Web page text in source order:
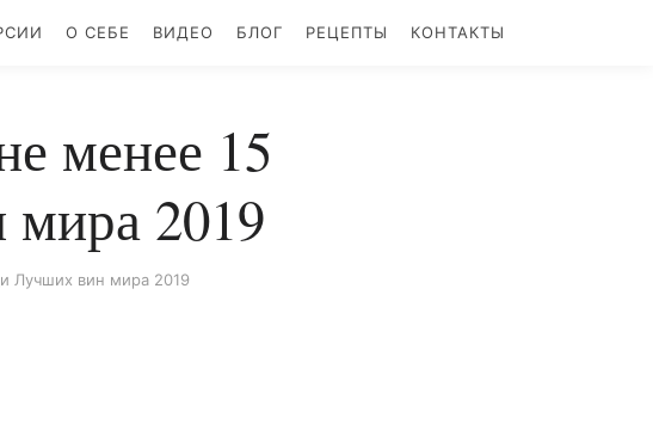
О СЕБЕ ВИДЕО БЛОГ РЕЦЕПТЫ КОНТАКТЫ
менее 15
2019
Лучших вин мира 2019